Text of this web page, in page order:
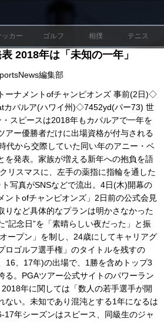
ッカー ゴルフ 相撲 テニス
2018年は「未知の一年」
編集部
ナメントofチャンピオンズ 事前(2日)◇
カパルア(ハワイ州)◇7452yd(パー73) 世
スピースは2018年もカパルアで一年を
アー優勝者だけに出場資格が付与される
代から交際していた同い年のアニー・ベ
を発表。家族が増える新年への抱負を語
リスマスに、左手の薬指に指輪を通した
写真がSNSなどで流出。4日(木)開幕の
ントofチャンピオンズ」2日前の公式会見
りなど具体的なプランは明かさなかった
“記念日”を「素晴らしい夜だった」と振
ープン」を制し、24歳にしてキャリアグ
ロゴルフ選手権」のタイトルを残すの
16、17年)の出場で、1勝を含めトップ3
る。PGAツアー公式サイトのパワーラン
年に関しては「数人の若手選手が開
ない。未知であり混沌とする1年になるは
17年シーズンはスピース、同級生のジャ